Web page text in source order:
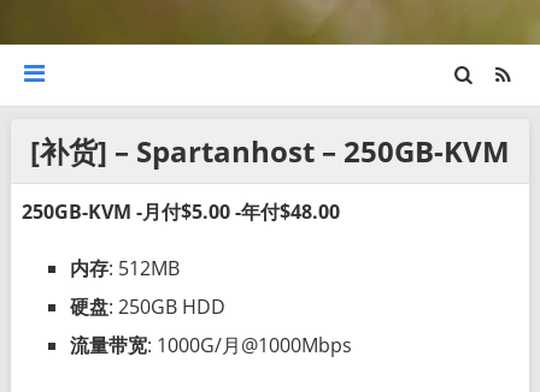
[补货] – Spartanhost – 250GB-KVM
250GB-KVM -月付$5.00 -年付$48.00
内存: 512MB
硬盘: 250GB HDD
流量带宽: 1000G/月@1000Mbps